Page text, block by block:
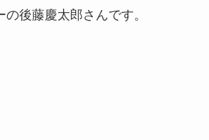
後藤慶太郎さんです。